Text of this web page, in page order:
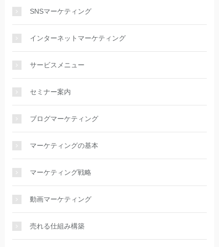
SNSマーケティング
インターネットマーケティング
サービスメニュー
セミナー案内
ブログマーケティング
マーケティングの基本
マーケティング戦略
動画マーケティング
売れる仕組み構築